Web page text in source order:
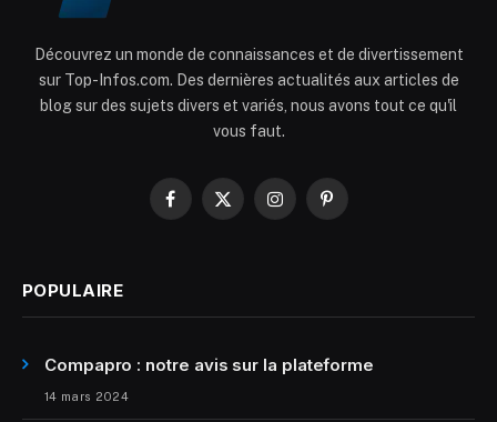
Découvrez un monde de connaissances et de divertissement
sur Top-Infos.com. Des dernières actualités aux articles de
blog sur des sujets divers et variés, nous avons tout ce qu'il
vous faut.
Facebook
X
InstagramPinterest
POPULAIRE
Compapro : notre avis sur la plateforme
14 mars 2024